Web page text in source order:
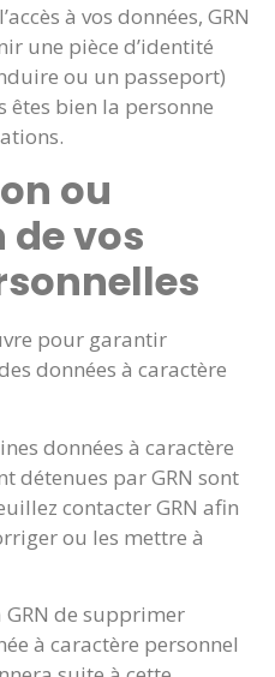
à vos données, GRN
une pièce d’identité
ou un passeport)
êtes bien la personne
ou
vos
pour garantir
données à caractère
données à caractère
détenues par GRN sont
contacter GRN afin
ou les mettre à
de supprimer
à caractère personnel